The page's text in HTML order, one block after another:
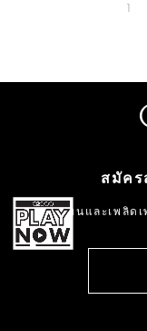
1
สมัคร
ลงทะเบียนและเพลิด